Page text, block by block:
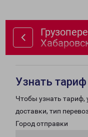
Узнать
Чтобы узнать тариф,
доставки, тип
Город отправки